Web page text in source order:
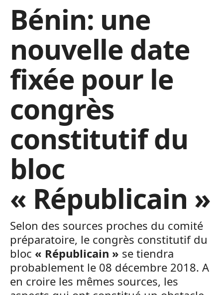
Bénin: une
nouvelle date
fixée pour le
congrès
constitutif du
bloc
« Républicain »
Selon des sources proches du comité
préparatoire, le congrès constitutif du
bloc « Républicain » se tiendra
probablement le 08 décembre 2018. A
en croire les mêmes sources, les